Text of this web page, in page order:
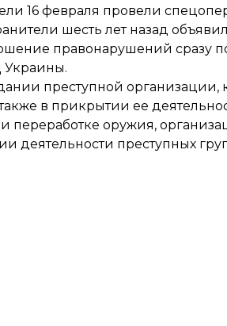
16 февраля провели
шесть лет назад
правонарушений сразу по
преступной организации,
в прикрытии ее
переработке оружия,
деятельности преступных